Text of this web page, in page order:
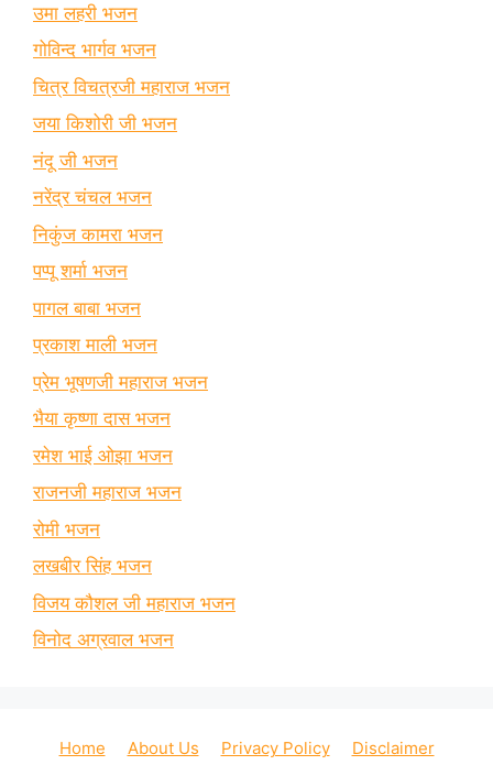
उमा लहरी भजन
गोविन्द भार्गव भजन
चित्र विचत्रजी महाराज भजन
जया किशोरी जी भजन
नंदू जी भजन
नरेंद्र चंचल भजन
निकुंज कामरा भजन
पप्पू शर्मा भजन
पागल बाबा भजन
प्रकाश माली भजन
प्रेम भूषणजी महाराज भजन
भैया कृष्णा दास भजन
रमेश भाई ओझा भजन
राजनजी महाराज भजन
रोमी भजन
लखबीर सिंह भजन
विजय कौशल जी महाराज भजन
विनोद अग्रवाल भजन
Home About Us Privacy Policy Disclaimer